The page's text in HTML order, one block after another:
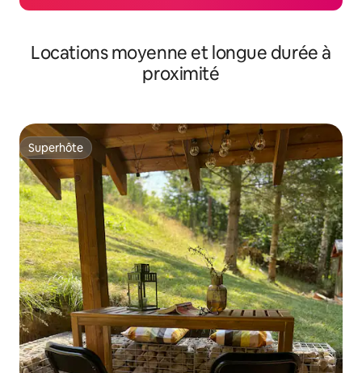
Locations moyenne et longue durée à
proximité
Superhôte
Superhôte